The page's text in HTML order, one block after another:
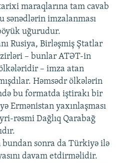
maraqlarına tam cavab
sənədlərin imzalanması
uğurudur.
Rusiya, Birləşmiş Ştatlar
– bunlar ATƏT-in
– imza atan
Həmsədr ölkələrin
bu formatda iştirakı bir
Ermənistan yaxınlaşması
rəsmi Dağlıq Qarabağ
sonra da Türkiyə ilə
davam etdirməlidir.